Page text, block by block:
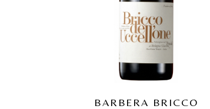
BARBERA BRICCO